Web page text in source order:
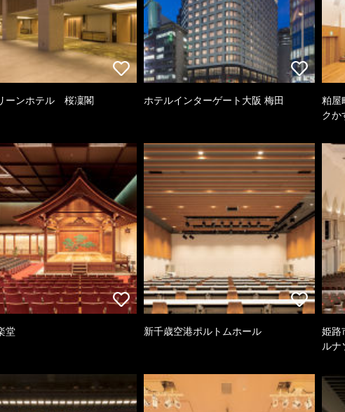
ーンホテル 桜凜閣 ホテルインターゲート大阪 梅田
粕屋
クか
堂 新千歳空港ポルトムホール
姫路
ルナ